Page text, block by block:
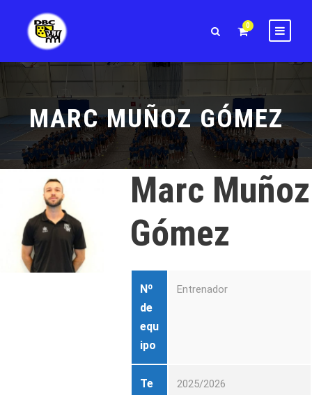
0
MARC MUÑOZ GÓMEZ
Marc Muñoz
Gómez
Nº
de
equ
ipo
Entrenador
Te
2025/2026